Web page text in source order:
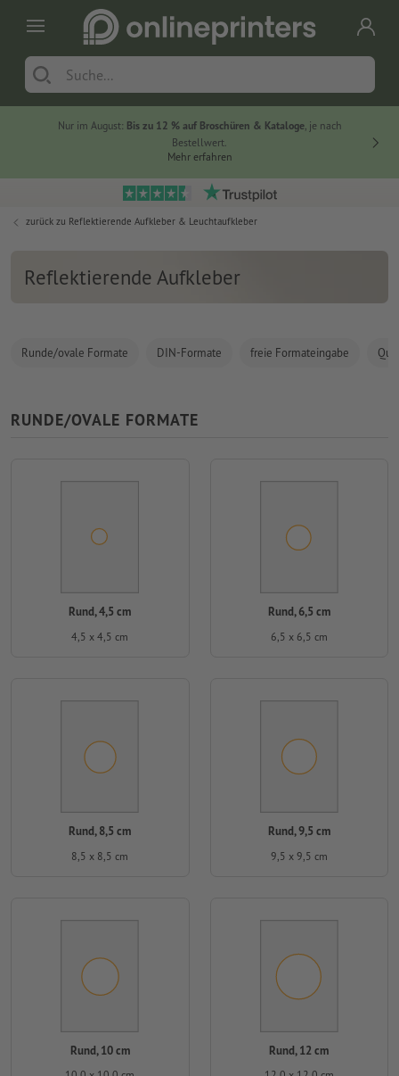
Nur im August: Bis zu 12 % auf Broschüren & Kataloge, je nach
Bestellwert.
Mehr erfahren
zurück zu Reflektierende Aufkleber & Leuchtaufkleber
Reflektierende Aufkleber
Runde/ovale Formate DIN-Formate freie Formateingabe
RUNDE/OVALE FORMATE
Rund, 4,5 cm
4,5 x 4,5 cm
Rund, 6,5 cm
6,5 x 6,5 cm
Rund, 8,5 cm
8,5 x 8,5 cm
Rund, 9,5 cm
9,5 x 9,5 cm
Rund, 10 cm Rund, 12 cm